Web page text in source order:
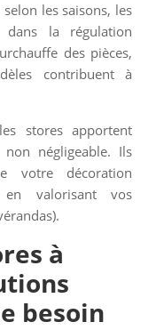
les saisons, les
la régulation
des pièces,
contribuent à
stores apportent
négligeable. Ils
votre décoration
valorisant vos
à
besoin